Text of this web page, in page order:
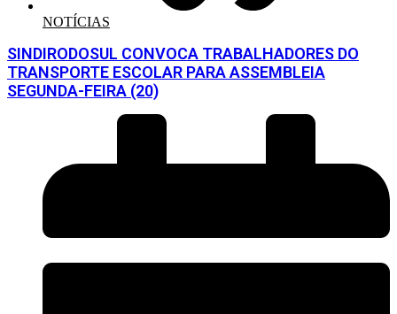
NOTÍCIAS
SINDIRODOSUL CONVOCA TRABALHADORES DO
TRANSPORTE ESCOLAR PARA ASSEMBLEIA
SEGUNDA-FEIRA (20)